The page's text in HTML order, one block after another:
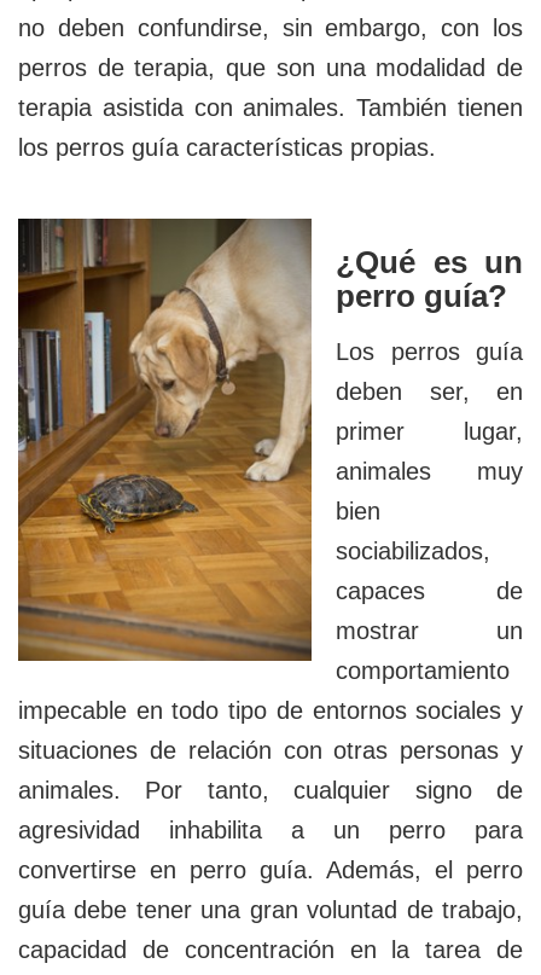
no deben confundirse, sin embargo, con los
perros de terapia, que son una modalidad de
terapia asistida con animales. También tienen
los perros guía características propias.
¿Qué es un
perro guía?
Los perros guía
deben ser, en
primer lugar,
animales muy
bien
sociabilizados,
capaces de
mostrar un
comportamiento
impecable en todo tipo de entornos sociales y
situaciones de relación con otras personas y
animales. Por tanto, cualquier signo de
agresividad inhabilita a un perro para
convertirse en perro guía. Además, el perro
guía debe tener una gran voluntad de trabajo,
capacidad de concentración en la tarea de